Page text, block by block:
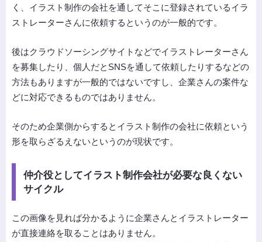
く、イラスト制作の会社を通してそこに登録されているイラ
ストレーターさんに依頼するというのが一般的です。
後はクラウドソーシングサイトなどでイラストレーターさん
を募集したり、個人だとSNSを通して依頼したりするなどの
方法もありますが一般的ではないですし、企業さんの案件な
どに対応できるものではありません。
そのため企業側からするとイラスト制作の会社に依頼という
形を取らざるえないというのが現状です。
仲介役としてイラスト制作会社が必要な良くない
サイクル
この画像を見れば分かるように企業さんとイラストレーター
が直接連絡を取ることはありません。